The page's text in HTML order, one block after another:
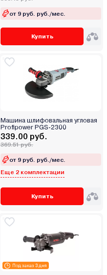
от 9 руб. руб./мес.
Купить
Машина шлифовальная угловая
Profipower PGS-2300
339.00 руб.
369.51 руб.
от 9 руб. руб./мес.
Еще 2 комплектации
Купить
Под заказ 3 дня